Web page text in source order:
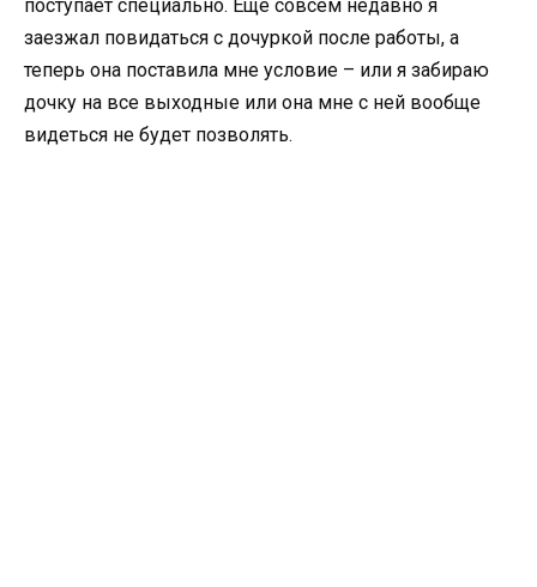
поступает специально. Еще совсем недавно я
заезжал повидаться с дочуркой после работы, а
теперь она поставила мне условие – или я забираю
дочку на все выходные или она мне с ней вообще
видеться не будет позволять.